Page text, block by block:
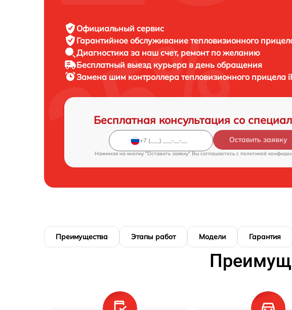
Официальный сервис
Гарантийное обслуживание тепловизионного
Диагностика за наш счет, ремонт по желанию
Бесплатный выезд курьера в день обращения
Замена шим контроллера тепловизионного прицела
Бесплатная консультация со
Оставить заявку
Нажимая на кнопку "Оставить заявку" Вы соглашаетесь c политикой
Преимущества Этапы работ Модели Гарантия